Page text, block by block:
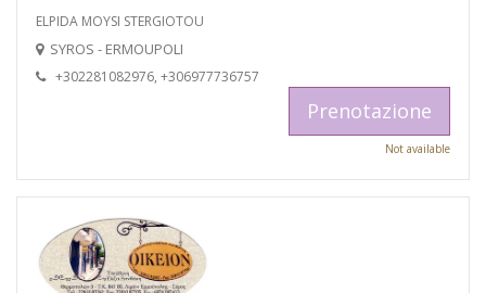
ELPIDA MOYSI STERGIOTOU
SYROS - ERMOUPOLI
+302281082976, +306977736757
Prenotazione
Not available